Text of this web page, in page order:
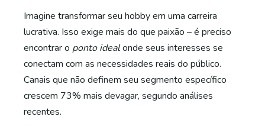
Imagine transformar seu hobby em uma carreira
lucrativa. Isso exige mais do que paixão – é preciso
encontrar o ponto idealonde seus interesses se
conectam com as necessidades reais do público.
Canais que não definem seu segmento específico
crescem 73% mais devagar, segundo análises
recentes.